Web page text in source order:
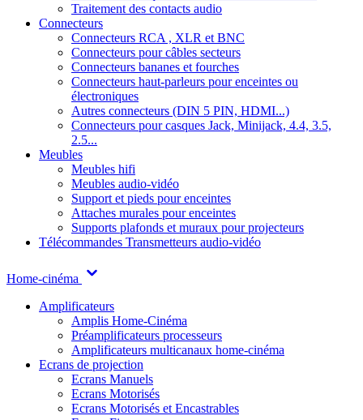
Traitement des contacts audio
Connecteurs
Connecteurs RCA , XLR et BNC
Connecteurs pour câbles secteurs
Connecteurs bananes et fourches
Connecteurs haut-parleurs pour enceintes ou
électroniques
Autres connecteurs (DIN 5 PIN, HDMI...)
Connecteurs pour casques Jack, Minijack, 4.4, 3.5,
2.5...
Meubles
Meubles hifi
Meubles audio-vidéo
Support et pieds pour enceintes
Attaches murales pour enceintes
Supports plafonds et muraux pour projecteurs
Télécommandes Transmetteurs audio-vidéo
Home-cinéma
Amplificateurs
Amplis Home-Cinéma
Préamplificateurs processeurs
Amplificateurs multicanaux home-cinéma
Ecrans de projection
Ecrans Manuels
Ecrans Motorisés
Ecrans Motorisés et Encastrables